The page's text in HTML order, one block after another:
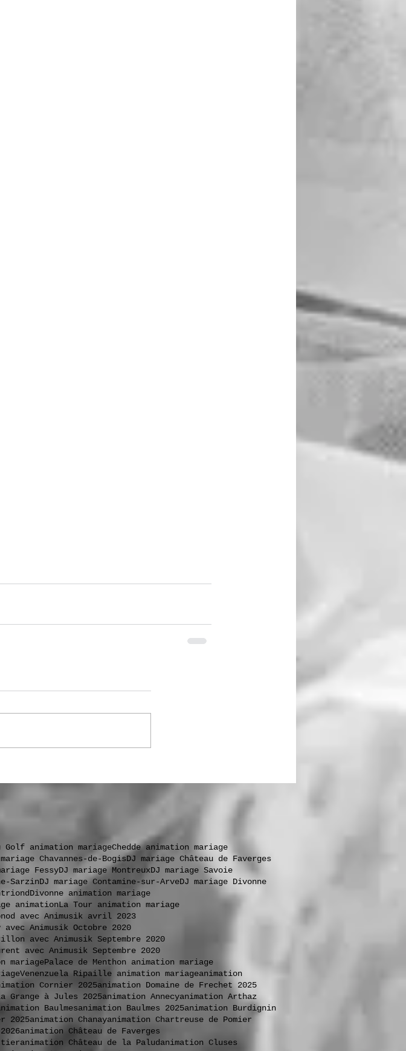
Golf animation mariageChedde animation mariage
Chavannes-de-BogisDJ mariage Château de Faverges
FessyDJ mariage MontreuxDJ mariage Savoie
SarzinDJ mariage Contamine-sur-ArveDJ mariage Divonne
Divonne animation mariage
animationLa Tour animation mariage
avec Animusik avril 2023
avec Animusik Octobre 2020
avec Animusik Septembre 2020
avec Animusik Septembre 2020
mariagePalace de Menthon animation mariage
Venenzuela Ripaille animation mariageanimation
Cornier 2025animation Domaine de Frechet 2025
Grange à Jules 2025animation Annecyanimation Arthaz
Baulmesanimation Baulmes 2025animation Burdignin
2025animation Chanayanimation Chartreuse de Pomier
animation Château de Faverges
animation Château de la Paludanimation Cluses